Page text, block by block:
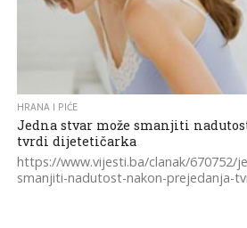
HRANA I PIĆE
Jedna stvar može smanjiti
tvrdi dijetetičarka
https://www.vijesti.ba/clanak/670752/
smanjiti-nadutost-nakon-prejedanja-